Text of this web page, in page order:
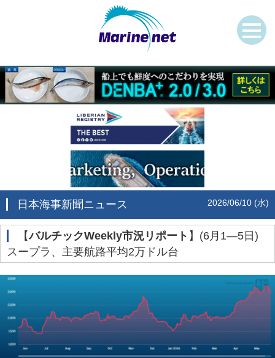
日本海事新聞ニュース 2026/06/10 (水)
‌【バルチックWeekly市況リポート 】(6月1―5日)
スープラ、主要航路平均2万ドル台